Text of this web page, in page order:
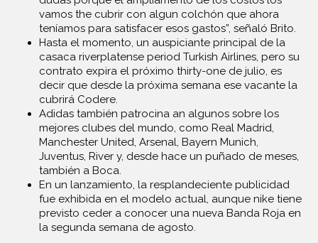
vamos the cubrir con algun colchón que ahora
teníamos para satisfacer esos gastos”, señaló Brito.
Hasta el momento, un auspiciante principal de la
casaca riverplatense period Turkish Airlines, pero su
contrato expira el próximo thirty-one de julio, es
decir que desde la próxima semana ese vacante la
cubrirá Codere.
Adidas también patrocina an algunos sobre los
mejores clubes del mundo, como Real Madrid,
Manchester United, Arsenal, Bayern Munich,
Juventus, River y, desde hace un puñado de meses,
también a Boca.
En un lanzamiento, la resplandeciente publicidad
fue exhibida en el modelo actual, aunque nike tiene
previsto ceder a conocer una nueva Banda Roja en
la segunda semana de agosto.